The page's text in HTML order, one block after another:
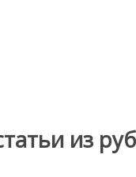
из